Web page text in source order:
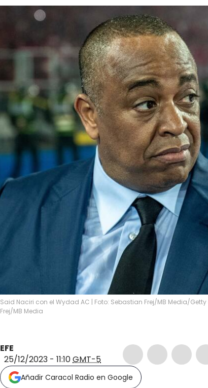
Said Naciri con el Wydad AC | Foto: Sebastian Frej/MB Media/
Frej/MB Media
EFE
25/12/2023 - 11:10GMT-5
Añadir Caracol Radio en Google